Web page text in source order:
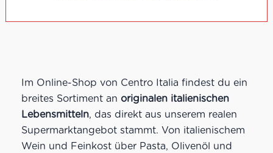
Im Online-Shop von Centro Italia findest du ein
breites Sortiment an originalen italienischen
Lebensmitteln, das direkt aus unserem realen
Supermarktangebot stammt. Von italienischem
Wein und Feinkost über Pasta, Olivenöl und